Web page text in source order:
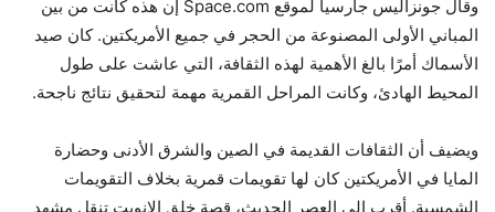
وقال جونزاليس جارسيا لموقع Space.com إن هذه كانت من بين
المباني الأولى المصنوعة من الحجر في جميع الأمريكتين. كان صيد
الأسماك أمرًا بالغ الأهمية لهذه الثقافة، التي عاشت على طول
المحيط الهادئ، وكانت المراحل القمرية مهمة لتحقيق نتائج ناجحة.
ويضيف أن الثقافات القديمة في الصين والشرق الأدنى وحضارة
المايا في الأمريكتين كان لها تقويمات قمرية بخلاف التقويمات
الشمسية. أقرب إلى العصر الحديث، قصة خلق الإنويت تنقل مشهد